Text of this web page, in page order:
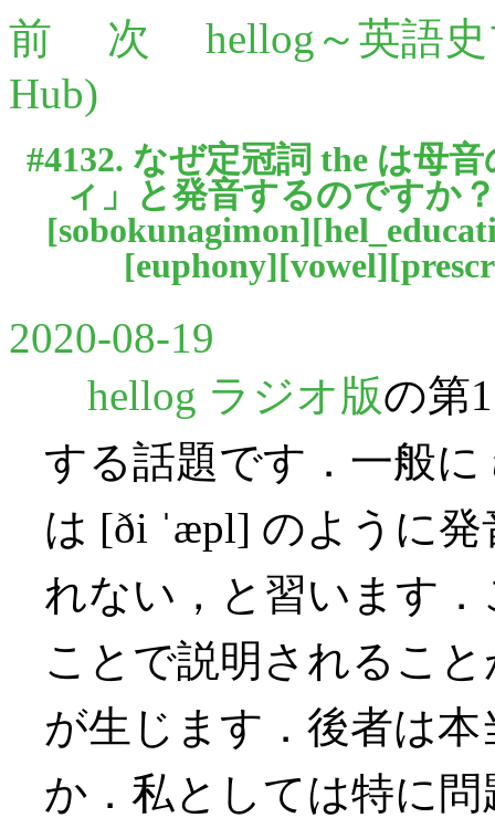
前 次
hellog～英語
Hub)
#4132. なぜ定冠詞 the は母
ィ」と発音するのですか
[sobokunagimon][
[euphony][vowel][
2020-08-19
hellog ラジオ版の第
する話題です．一般に
は [ði ˈæpl] のように
れない，と習います
ことで説明されるこ
が生じます．後者は
か．私としては特に